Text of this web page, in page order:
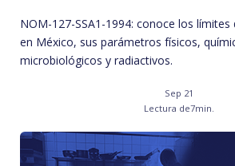
NOM-127-SSA1-1994: conoce los límites
en México, sus parámetros físicos,
microbiológicos y radiactivos.
Sep 21
Lectura de7min.